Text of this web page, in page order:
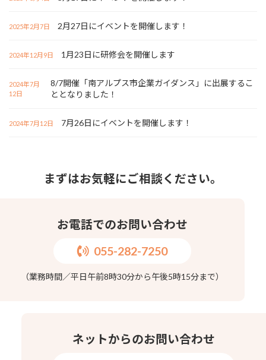
2月27日にイベントを開催します！
2025年2月7日
1月23日に研修会を開催します
2024年12月9日
8/7開催「南アルプス市企業ガイダンス」に出展するこ
ととなりました！
2024年7月
12日
7月26日にイベントを開催します！
2024年7月12日
まずはお気軽にご相談ください。
お電話でのお問い合わせ
055-282-7250
（業務時間／平日午前8時30分から午後5時15分まで）
ネットからのお問い合わせ